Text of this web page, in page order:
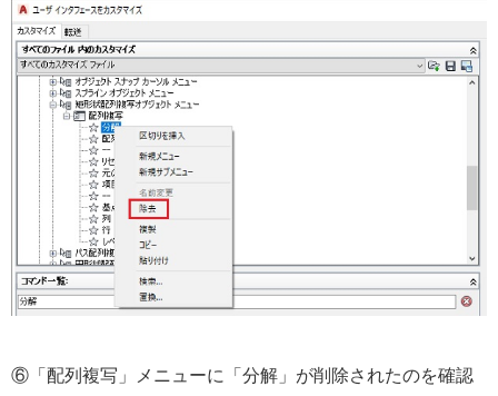
⑥「配列複写」メニューに「分解」が削除されたのを確認